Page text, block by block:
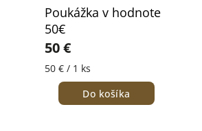
Poukážka v hodnote
50€
50 €
50 € / 1 ks
Do košíka